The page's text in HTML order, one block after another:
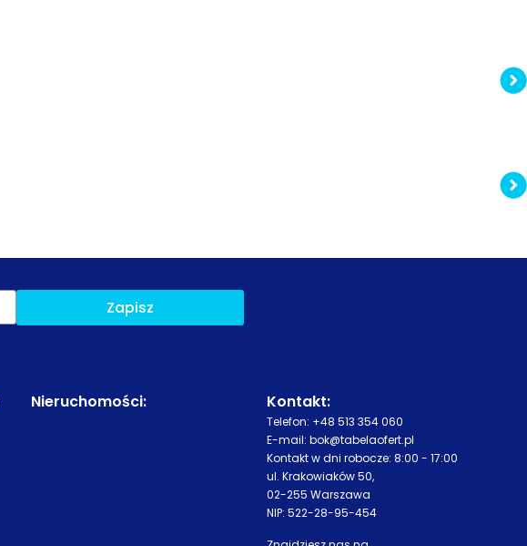
Zapisz
Nieruchomości: Kontakt:
Telefon: +48 513 354 060
E-mail: bok@tabelaofert.pl
Kontakt w dni robocze: 8:00 - 17:00
ul. Krakowiaków 50,
02-255 Warszawa
NIP: 522-28-95-454